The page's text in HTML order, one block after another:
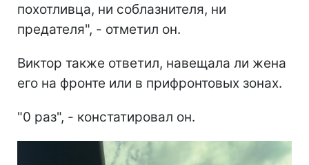
похотливца, ни соблазнителя, ни
предателя", - отметил он.
Виктор также ответил, навещала ли жена
его на фронте или в прифронтовых зонах.
"0 раз", - констатировал он.